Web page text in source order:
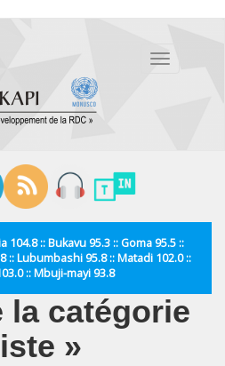
Toggle
104.8 :: Bukavu 95.3 :: Goma 95.5 ::
:: Lubumbashi 95.8 :: Matadi 102.0 ::
:: Mbuji-mayi 93.8
la catégorie
»